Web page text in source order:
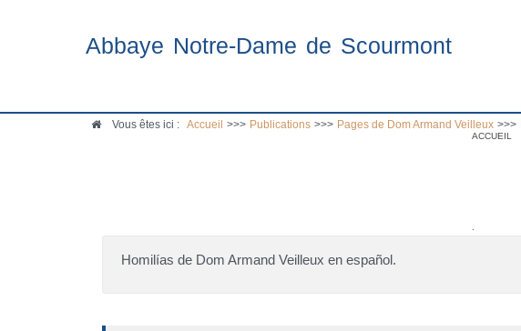
Abbaye Notre-Dame de Scourmont
ACCUEIL
Vous êtes ici : Accueil >>> Publications >>> Pages de Dom Armand Veilleux >>>
Homilías de Dom Armand Veilleux en español.